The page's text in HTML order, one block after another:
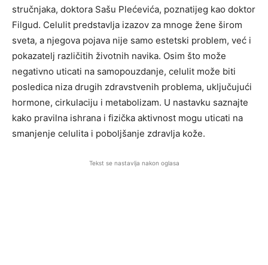
stručnjaka, doktora Sašu Plećevića, poznatijeg kao doktor
Filgud. Celulit predstavlja izazov za mnoge žene širom
sveta, a njegova pojava nije samo estetski problem, već i
pokazatelj različitih životnih navika. Osim što može
negativno uticati na samopouzdanje, celulit može biti
posledica niza drugih zdravstvenih problema, uključujući
hormone, cirkulaciju i metabolizam. U nastavku saznajte
kako pravilna ishrana i fizička aktivnost mogu uticati na
smanjenje celulita i poboljšanje zdravlja kože.
Tekst se nastavlja nakon oglasa